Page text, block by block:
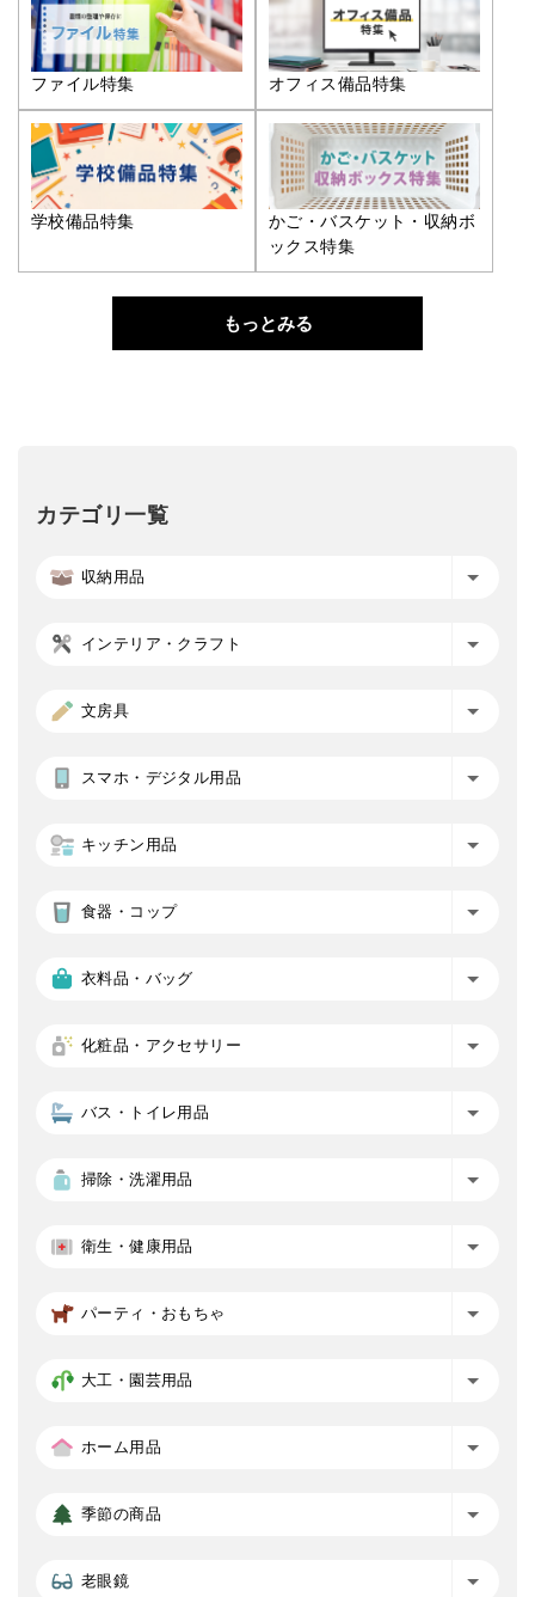
ファイル特集 オフィス備品特集
学校備品特集
かご・バスケット・収納ボ
ックス特集
もっとみる
カテゴリ一覧
収納用品
インテリア・クラフト
文房具
スマホ・デジタル用品
キッチン用品
食器・コップ
衣料品・バッグ
化粧品・アクセサリー
バス・トイレ用品
掃除・洗濯用品
衛生・健康用品
パーティ・おもちゃ
大工・園芸用品
ホーム用品
季節の商品
老眼鏡